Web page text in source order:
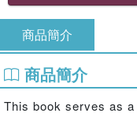
商品簡介
商品簡介
This book serves as